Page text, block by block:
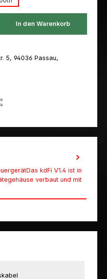
In den Warenkorb
5, 94036 Passau,
kdFi V1.4 ist in
verbaut und mit